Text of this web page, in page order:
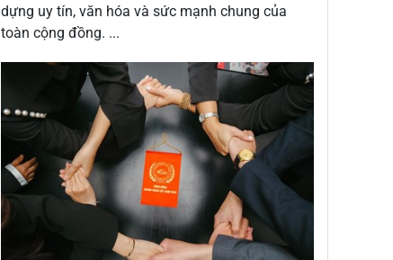
dựng uy tín, văn hóa và sức mạnh chung của
toàn cộng đồng. ...